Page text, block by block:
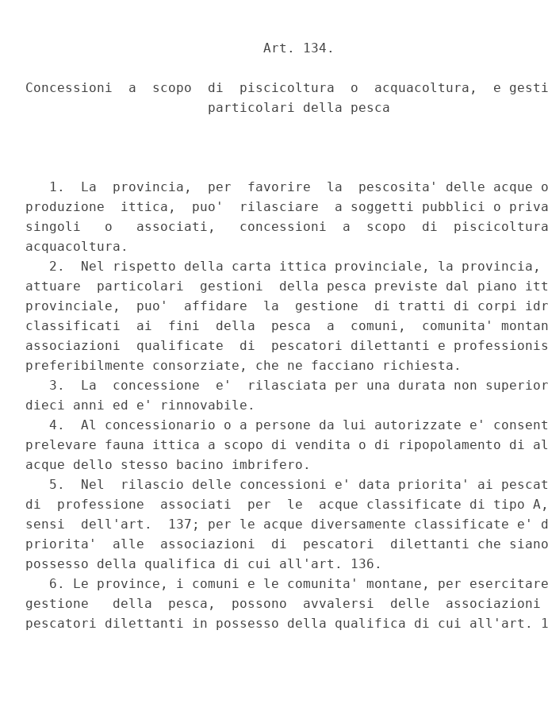
                              Art. 134.
Concessioni  a  scopo  di  piscicoltura  o  acquacoltura,  e
                       particolari della pesca
1.  La  provincia,  per  favorire  la  pescosita' delle acque
produzione  ittica,  puo'  rilasciare  a soggetti pubblici o
singoli   o   associati,   concessioni  a  scopo  di
acquacoltura.
2.  Nel rispetto della carta ittica provinciale, la provincia,
attuare  particolari  gestioni  della pesca previste dal piano
provinciale,  puo'  affidare  la  gestione  di tratti di corpi
classificati  ai  fini  della  pesca  a  comuni,  comunita'
associazioni  qualificate  di  pescatori dilettanti e
preferibilmente consorziate, che ne facciano richiesta.
3.  La  concessione  e'  rilasciata per una durata non
dieci anni ed e' rinnovabile.
4.  Al concessionario o a persone da lui autorizzate e'
prelevare fauna ittica a scopo di vendita o di ripopolamento di
acque dello stesso bacino imbrifero.
5.  Nel  rilascio delle concessioni e' data priorita' ai
di  professione  associati  per  le  acque classificate di tipo
sensi  dell'art.  137; per le acque diversamente classificate e'
priorita'  alle  associazioni  di  pescatori  dilettanti che
possesso della qualifica di cui all'art. 136.
6. Le province, i comuni e le comunita' montane, per
gestione   della  pesca,  possono  avvalersi  delle